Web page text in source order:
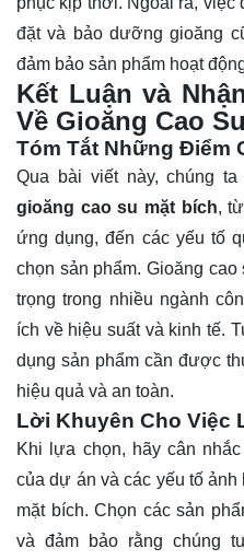
đặt và bảo dưỡng gioăng
đảm bảo sản phẩm hoạt
Kết Luận và
Về Gioăng Cao
Tóm Tắt Những Điểm
Qua bài viết này, chúng
gioăng cao su mặt bích,
ứng dụng, đến các yếu tố
chọn sản phẩm. Gioăng
trọng trong nhiều ngành
ích về hiệu suất và kinh tế.
dụng sản phẩm cần được
hiệu quả và an toàn.
Lời Khuyên Cho Việc
Khi lựa chọn, hãy cân
của dự án và các yếu tố
mặt bích. Chọn các sản
và đảm bảo rằng chúng